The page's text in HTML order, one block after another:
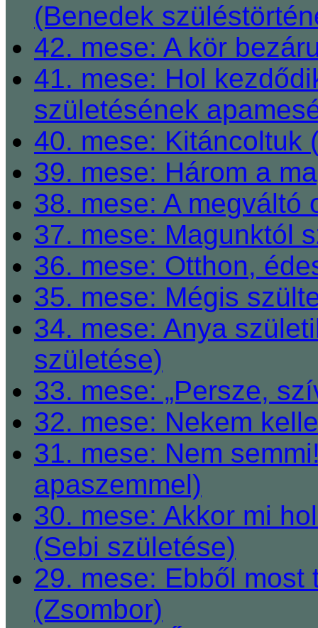
(Benedek
42. mese: A kör
41. mese: Hol
születésének
40. mese: Kitáncoltuk
39. mese: Három a
38. mese: A megváltó
37. mese: Magunktól
36. mese: Otthon,
35. mese: Mégis
34. mese: Anya
születése)
33. mese: „Persze,
32. mese: Nekem
31. mese: Nem
apaszemmel)
30. mese: Akkor mi
(Sebi születése)
29. mese: Ebből
(Zsombor)